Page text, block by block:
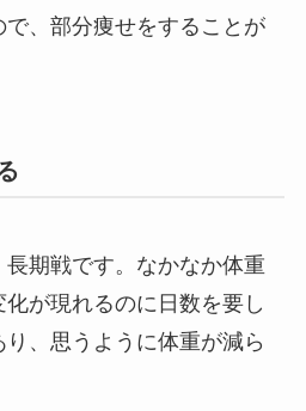
で、部分痩せをすることが
期戦です。なかなか体重
が現れるのに日数を要し
、思うように体重が減ら